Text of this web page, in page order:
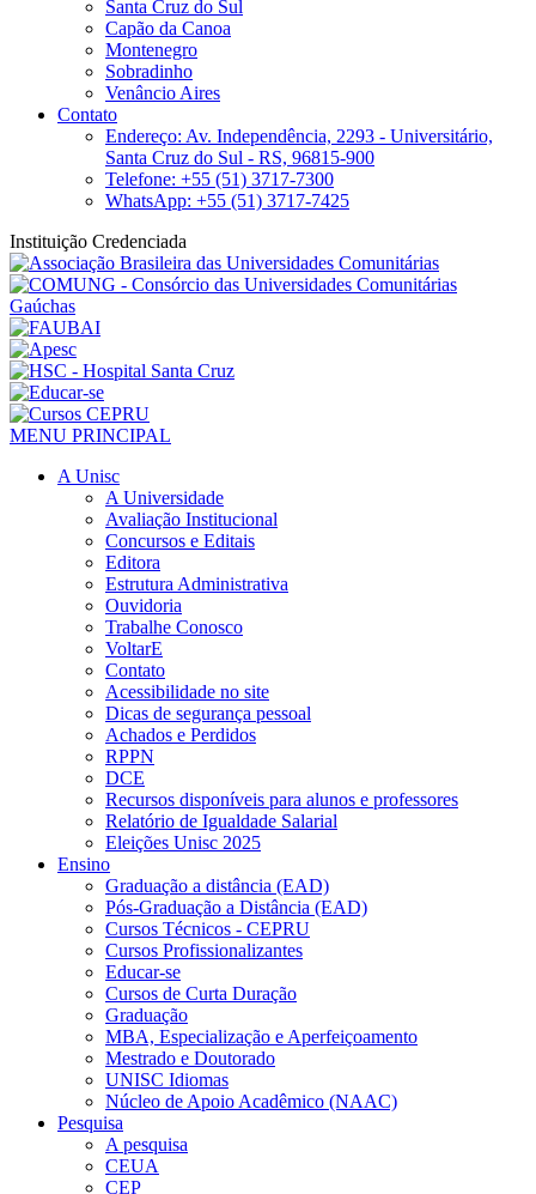
Santa Cruz do Sul
Capão da Canoa
Montenegro
Sobradinho
Venâncio Aires
Contato
Endereço: Av. Independência, 2293 - Universitário,
Santa Cruz do Sul - RS, 96815-900
Telefone: +55 (51) 3717-7300
WhatsApp: +55 (51) 3717-7425
Instituição Credenciada
MENU PRINCIPAL
A Unisc
A Universidade
Avaliação Institucional
Concursos e Editais
Editora
Estrutura Administrativa
Ouvidoria
Trabalhe Conosco
VoltarE
Contato
Acessibilidade no site
Dicas de segurança pessoal
Achados e Perdidos
RPPN
DCE
Recursos disponíveis para alunos e professores
Relatório de Igualdade Salarial
Eleições Unisc 2025
Ensino
Graduação a distância (EAD)
Pós-Graduação a Distância (EAD)
Cursos Técnicos - CEPRU
Cursos Profissionalizantes
Educar-se
Cursos de Curta Duração
Graduação
MBA, Especialização e Aperfeiçoamento
Mestrado e Doutorado
UNISC Idiomas
Núcleo de Apoio Acadêmico (NAAC)
Pesquisa
A pesquisa
CEUA
CEP